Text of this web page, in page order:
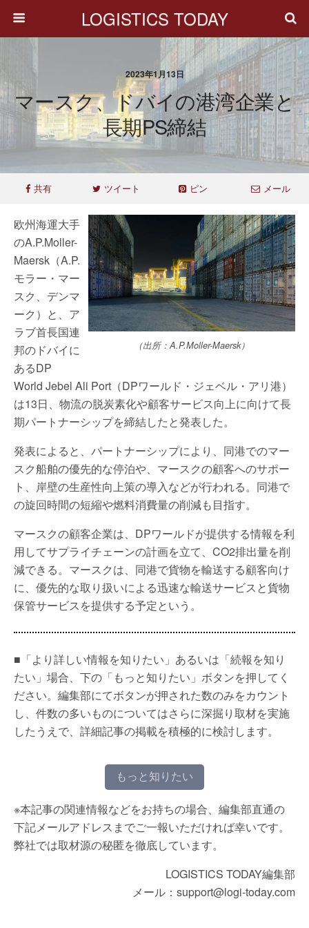
LOGISTICS TODAY
2023年1月13日
マースク、ドバイの港湾企業と
長期PS締結
共有 ツイート ピン メール
（出所：A.P.Moller-Maersk）
欧州海運大手
のA.P.Moller-
Maersk（A.P.
モラー・マー
スク、デンマ
ーク）と、ア
ラブ首長国連
邦のドバイに
あるDP
World Jebel Ali Port（DPワールド・ジェベル・アリ港）
は13日、物流の脱炭素化や顧客サービス向上に向けて長
期パートナーシップを締結したと発表した。
発表によると、パートナーシップにより、同港でのマー
スク船舶の優先的な停泊や、マースクの顧客へのサポー
ト、岸壁の生産性向上策の導入などが行われる。同港で
の旋回時間の短縮や燃料消費量の削減も目指す。
マースクの顧客企業は、DPワールドが提供する情報を利
用してサプライチェーンの計画を立て、CO2排出量を削
減できる。マースクは、同港で貨物を輸送する顧客向け
に、優先的な取り扱いによる迅速な輸送サービスと貨物
保管サービスを提供する予定という。
■「より詳しい情報を知りたい」あるいは「続報を知り
たい」場合、下の「もっと知りたい」ボタンを押してく
ださい。編集部にてボタンが押された数のみをカウント
し、件数の多いものについてはさらに深掘り取材を実施
したうえで、詳細記事の掲載を積極的に検討します。
もっと知りたい
※本記事の関連情報などをお持ちの場合、編集部直通の
下記メールアドレスまでご一報いただければ幸いです。
弊社では取材源の秘匿を徹底しています。
LOGISTICS TODAY編集部
メール：support@logi-today.com